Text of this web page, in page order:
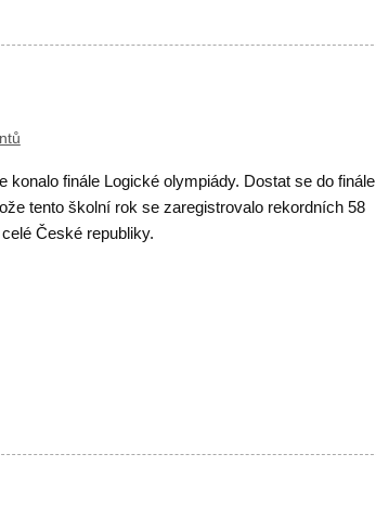
konalo finále Logické olympiády. Dostat se do finále
tento školní rok se zaregistrovalo rekordních 58
České republiky.